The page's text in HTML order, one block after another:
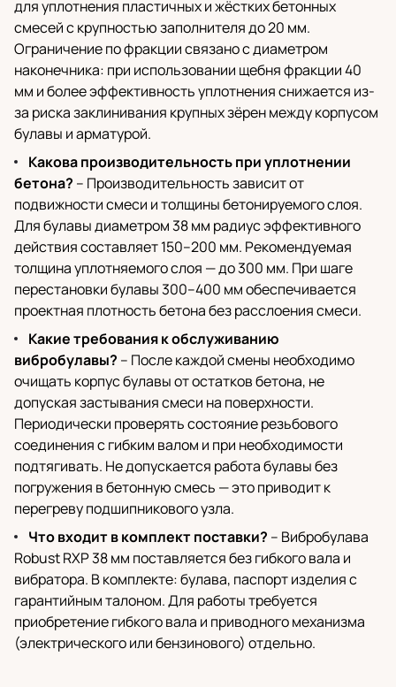
для уплотнения пластичных и жёстких бетонных
смесей с крупностью заполнителя до 20 мм.
Ограничение по фракции связано с диаметром
наконечника: при использовании щебня фракции 40
мм и более эффективность уплотнения снижается из-
за риска заклинивания крупных зёрен между корпусом
булавы и арматурой.
Какова производительность при уплотнении
бетона? – Производительность зависит от
подвижности смеси и толщины бетонируемого слоя.
Для булавы диаметром 38 мм радиус эффективного
действия составляет 150–200 мм. Рекомендуемая
толщина уплотняемого слоя — до 300 мм. При шаге
перестановки булавы 300–400 мм обеспечивается
проектная плотность бетона без расслоения смеси.
Какие требования к обслуживанию
вибробулавы? – После каждой смены необходимо
очищать корпус булавы от остатков бетона, не
допуская застывания смеси на поверхности.
Периодически проверять состояние резьбового
соединения с гибким валом и при необходимости
подтягивать. Не допускается работа булавы без
погружения в бетонную смесь — это приводит к
перегреву подшипникового узла.
Что входит в комплект поставки? – Вибробулава
Robust RXP 38 мм поставляется без гибкого вала и
вибратора. В комплекте: булава, паспорт изделия с
гарантийным талоном. Для работы требуется
приобретение гибкого вала и приводного механизма
(электрического или бензинового) отдельно.